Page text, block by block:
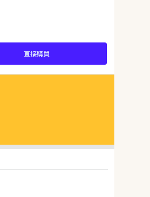
直接購買